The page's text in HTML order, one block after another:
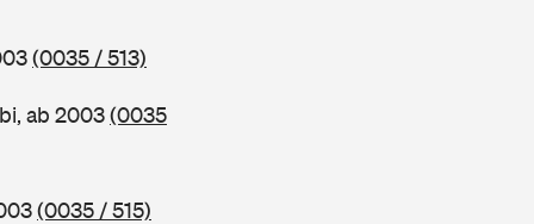
(0035 / 513)
ab 2003(0035
(0035 / 515)